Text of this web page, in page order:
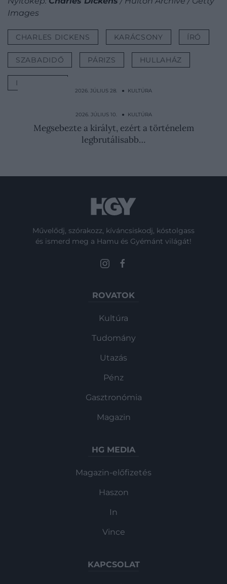
Images
CHARLES DICKENS KARÁCSONY ÍRÓ
SZABADIDŐ PÁRIZS HULLAHÁZ
IRODALOM
2026. JÚLIUS 28. ● KULTÚRA
ébren Winston…
2026. JÚLIUS 10. ● KULTÚRA
Megsebezte a királyt, ezért a történelem
legbrutálisabb…
Művelődj, szórakozz, kíváncsiskodj, kóstolgass
és ismerd meg a Hamu és Gyémánt világát!
ROVATOK
Kultúra
Tudomány
Utazás
Pénz
Gasztronómia
Magazin
HG MEDIA
Magazin-előfizetés
Haszon
In
Vince
KAPCSOLAT